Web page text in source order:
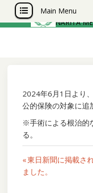
Skip
Main Menu
成田
NARITA
2024年6月1日より
公的保険の対象に追
※手術による根治的
る。
投
稿
« 東日新聞に掲載さ
ました。